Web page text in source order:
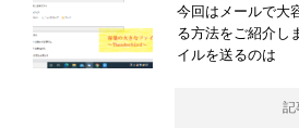
今回はメールで大
る方法をご紹介し
イルを送るのは
記